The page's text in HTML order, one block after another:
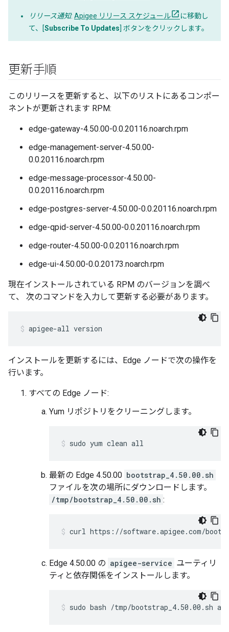
リリース通知: Apigee リリース スケジュール
に移動し
て、[Subscribe To Updates] ボタンをクリックします。
更新手順
このリリースを更新すると、以下のリストにあるコンポー
ネントが更新されます RPM:
edge-gateway-4.50.00-0.0.20116.noarch.rpm
edge-management-server-4.50.00-
0.0.20116.noarch.rpm
edge-message-processor-4.50.00-
0.0.20116.noarch.rpm
edge-postgres-server-4.50.00-0.0.20116.noarch.rpm
edge-qpid-server-4.50.00-0.0.20116.noarch.rpm
edge-router-4.50.00-0.0.20116.noarch.rpm
edge-ui-4.50.00-0.0.20173.noarch.rpm
現在インストールされている RPM のバージョンを調べ
て、 次のコマンドを入力して更新する必要があります。
apigee-all version
インストールを更新するには、Edge ノードで次の操作を
行います。
すべての Edge ノード:
Yum リポジトリをクリーニングします。
sudo yum clean all
最新の Edge 4.50.00 bootstrap_4.50.00.sh
ファイルを次の場所にダウンロードします。
/tmp/bootstrap_4.50.00.sh :
curl https://software.apigee.com/
Edge 4.50.00 の apigee-service ユーティリ
ティと依存関係をインストールします。
sudo bash /tmp/bootstrap_4.50.00.sh